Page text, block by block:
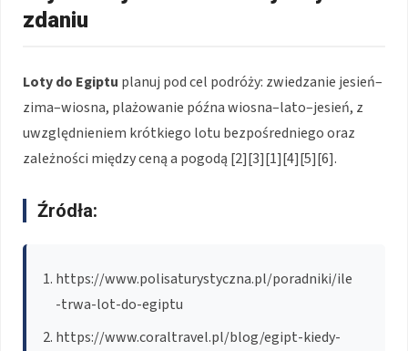
zdaniu
Loty do Egiptu planuj pod cel podróży: zwiedzanie jesień–
zima–wiosna, plażowanie późna wiosna–lato–jesień, z
uwzględnieniem krótkiego lotu bezpośredniego oraz
zależności między ceną a pogodą [2][3][1][4][5][6].
Źródła:
https://www.polisaturystyczna.pl/poradniki/ile
-trwa-lot-do-egiptu
https://www.coraltravel.pl/blog/egipt-kiedy-